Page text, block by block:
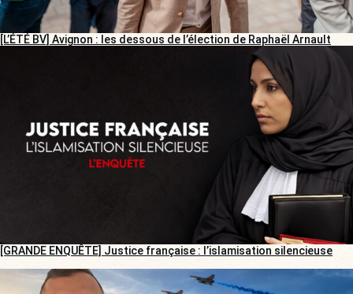
[L’ÉTÉ BV] Avignon : les dessous de l’élection de Raphaël Arnault
[GRANDE ENQUÊTE] Justice française : l’islamisation silencieuse